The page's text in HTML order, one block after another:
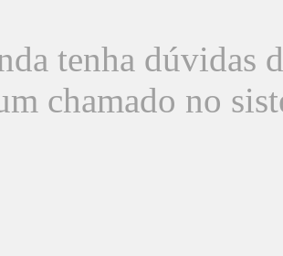
tenha dúvidas
chamado no